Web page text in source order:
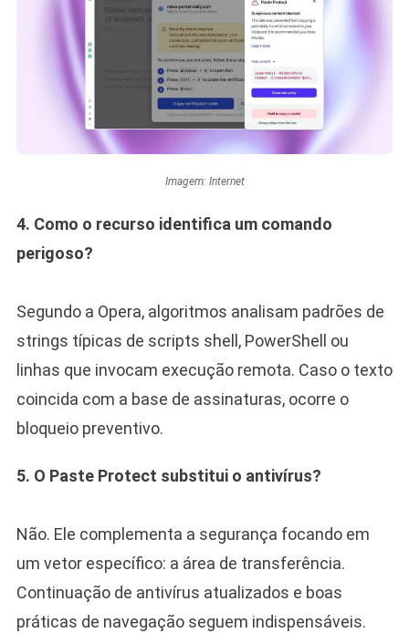
Imagem: Internet
4. Como o recurso identifica um comando
perigoso?
Segundo a Opera, algoritmos analisam padrões de
strings típicas de scripts shell, PowerShell ou
linhas que invocam execução remota. Caso o texto
coincida com a base de assinaturas, ocorre o
bloqueio preventivo.
5. O Paste Protect substitui o antivírus?
Não. Ele complementa a segurança focando em
um vetor específico: a área de transferência.
Continuação de antivírus atualizados e boas
práticas de navegação seguem indispensáveis.